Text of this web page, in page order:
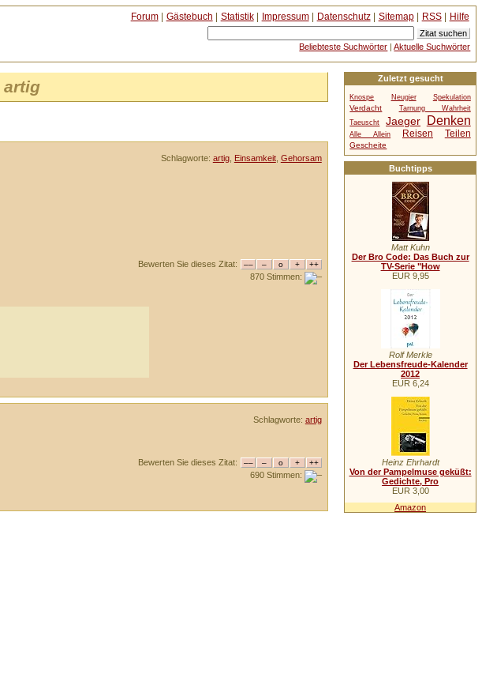
artig
Schlagworte: artig, Einsamkeit, Gehorsam
Bewerten Sie dieses Zitat:
870 Stimmen:
Schlagworte: artig
Bewerten Sie dieses Zitat:
690 Stimmen:
Zuletzt gesucht
Knospe Neugier Spekulation
Verdacht
Tarnung Wahrheit
Taeuscht
Jaeger Denken
Alle Allein Reisen Teilen
Gescheite
Buchtipps
Matt Kuhn
Der Bro Code: Das Buch zur
TV-Serie "How
EUR 9,95
Rolf Merkle
Der Lebensfreude-Kalender
2012
EUR 6,24
Heinz Ehrhardt
Von der Pampelmuse geküßt:
Gedichte, Pro
EUR 3,00
Amazon
Forum| Gästebuch | Statistik| Impressum| Datenschutz| Sitemap| RSS| Hilfe
Beliebteste Suchwörter |Aktuelle Suchwörter